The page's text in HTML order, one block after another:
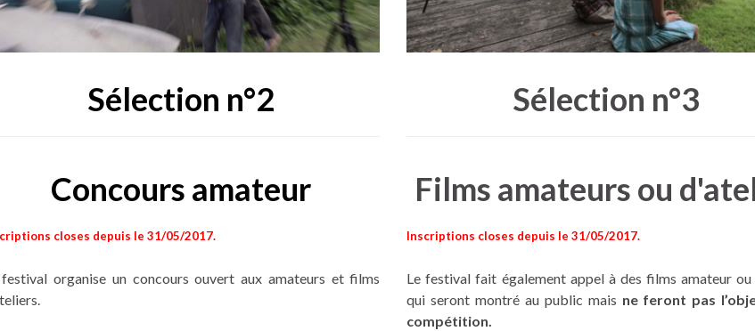
Sélection n°2
Concours amateur
closes depuis le 31/05/2017.
festival organise un concours ouvert aux amateurs et films
Sélection n°3
Films amateurs ou
Inscriptions closes depuis le 31/05/2017.
Le festival fait également appel à des films amateur ou
qui seront montré au public mais ne feront pas
compétition.